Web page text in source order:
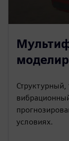
Структурный,
условиях.